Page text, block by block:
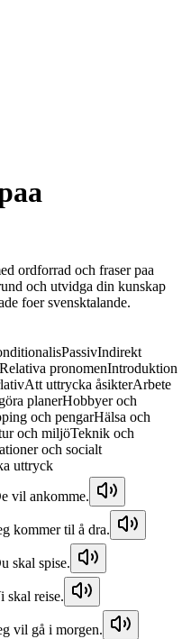
ordforrad och fraser paa
och utvidga din kunskap
foer svensktalande.
PassivIndirekt
Relativa pronomenIntroduktion
Att uttrycka åsikterArbete
planerHobbyer och
och pengarHälsa och
och miljöTeknik och
och socialt
uttryck
vil ankomme.
kommer til å dra.
skal spise.
skal reise.
vil gå i morgen.